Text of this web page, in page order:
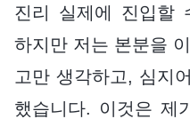
진리 실제에 진입할
하지만 저는 본분을
고만 생각하고, 심지
했습니다. 이것은 제